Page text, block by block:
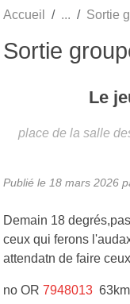
Accueil Sortie
Sortie
Le
place de la salle
Publié le 18 mars 2026
Demain 18
ceux qui ferons
attendatn de faire
no OR 7948013